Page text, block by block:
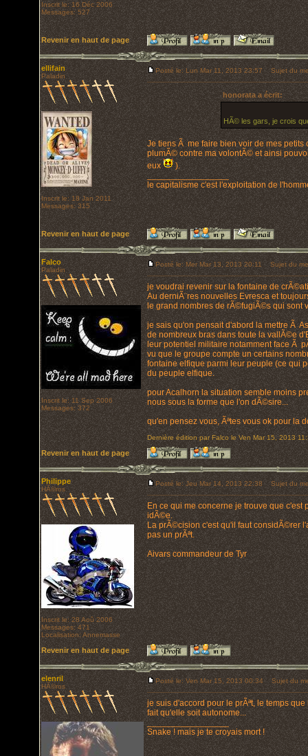
Inscrit le: 16 Déc 2006
Messages: 527
Revenir en haut de page
ellifain
Paladin
Inscrit le: 18 Jan 2011
Messages: 315
Posté le: Lun Mar 11, 2013 23:57 Sujet du
honorata a écrit:
HÃ© les gars, je crois
Je tiens Ã me faire bien voir de mes
plumÃ© contre ma volontÃ© et ainsi
eux
).
_________________
le capitalisme c'est l'exploitation de
Revenir en haut de page
Falco
Paladin
Inscrit le: 11 Sep 2006
Messages: 372
Posté le: Mer Mar 13, 2013 20:11 Sujet du
je voudrai revenir sur la fontaine de
Au derniÃ¨res nouvelles Evresca et
le grand nombres de rÃ©fugiÃ©s qui sont
je sais qu'on pensait d'abord la mettre Ã
de nombreux bras dans toute la vallÃ©e
leur potentiel militaire notamment face Ã
vu que le groupe compte un certains
fontaine elfique parmi leur peuple (ce qui
du peuple elfique.
pour Acalhorn la situation semble moins
nous sous la forme que l'on dÃ©sire...
qu'en pensez vous, Ãªtes vous ok pour la
Dernière édition par Falco le Ven Mar 15, 2013
Revenir en haut de page
Philippe
HÃ©ros
Inscrit le: 28 Aoû 2006
Messages: 471
Localisation: Annemasse
Posté le: Jeu Mar 14, 2013 22:38 Sujet du
En ce qui me concerne je trouve que c'est
idÃ©e.
La prÃ©cision c'est qu'il faut considÃ©rer
pas un prÃªt.
Aivars commandeur de Tyr
Revenir en haut de page
elenril
HÃ©ros
Posté le: Ven Mar 15, 2013 00:34 Sujet du
je suis d'accord pour le prÃªt, le temps
fait qu'elle soit autonome...
_________________
Snake ! mais je te croyais mort !